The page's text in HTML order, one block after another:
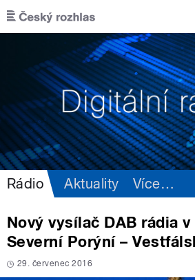
Přejít k hlavnímu obsahu
Rádio Aktuality Více…
Nový vysílač DAB rádia
Severní Porýní –
29. červenec 2016